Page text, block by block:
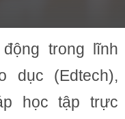
trong lĩnh
dục (Edtech),
học tập trực